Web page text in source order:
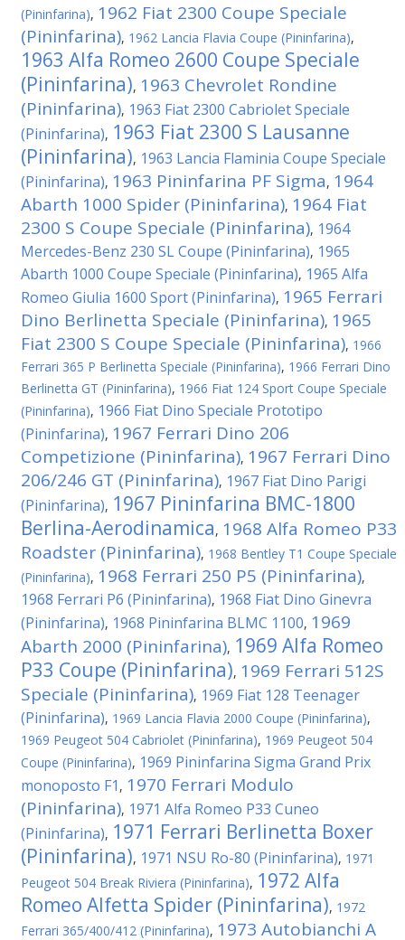
(Pininfarina), 1962 Fiat 2300 Coupe Speciale
(Pininfarina), 1962 Lancia Flavia Coupe (Pininfarina),
1963 Alfa Romeo 2600 Coupe Speciale
(Pininfarina), 1963 Chevrolet Rondine
(Pininfarina), 1963 Fiat 2300 Cabriolet Speciale
(Pininfarina), 1963 Fiat 2300 S Lausanne
(Pininfarina), 1963 Lancia Flaminia Coupe Speciale
(Pininfarina), 1963 Pininfarina PF Sigma, 1964
Abarth 1000 Spider (Pininfarina), 1964 Fiat
2300 S Coupe Speciale (Pininfarina), 1964
Mercedes-Benz 230 SL Coupe (Pininfarina), 1965
Abarth 1000 Coupe Speciale (Pininfarina), 1965 Alfa
Romeo Giulia 1600 Sport (Pininfarina), 1965 Ferrari
Dino Berlinetta Speciale (Pininfarina), 1965
Fiat 2300 S Coupe Speciale (Pininfarina), 1966
Ferrari 365 P Berlinetta Speciale (Pininfarina), 1966 Ferrari Dino
Berlinetta GT (Pininfarina), 1966 Fiat 124 Sport Coupe Speciale
(Pininfarina), 1966 Fiat Dino Speciale Prototipo
(Pininfarina), 1967 Ferrari Dino 206
Competizione (Pininfarina), 1967 Ferrari Dino
206/246 GT (Pininfarina), 1967 Fiat Dino Parigi
(Pininfarina), 1967 Pininfarina BMC-1800
Berlina-Aerodinamica, 1968 Alfa Romeo P33
Roadster (Pininfarina), 1968 Bentley T1 Coupe Speciale
(Pininfarina), 1968 Ferrari 250 P5 (Pininfarina),
1968 Ferrari P6 (Pininfarina), 1968 Fiat Dino Ginevra
(Pininfarina), 1968 Pininfarina BLMC 1100, 1969
Abarth 2000 (Pininfarina), 1969 Alfa Romeo
P33 Coupe (Pininfarina), 1969 Ferrari 512S
Speciale (Pininfarina), 1969 Fiat 128 Teenager
(Pininfarina), 1969 Lancia Flavia 2000 Coupe (Pininfarina),
1969 Peugeot 504 Cabriolet (Pininfarina), 1969 Peugeot 504
Coupe (Pininfarina), 1969 Pininfarina Sigma Grand Prix
monoposto F1 , 1970 Ferrari Modulo
(Pininfarina), 1971 Alfa Romeo P33 Cuneo
(Pininfarina), 1971 Ferrari Berlinetta Boxer
(Pininfarina), 1971 NSU Ro-80 (Pininfarina), 1971
Peugeot 504 Break Riviera (Pininfarina), 1972 Alfa
Romeo Alfetta Spider (Pininfarina), 1972
Ferrari 365/400/412 (Pininfarina), 1973 Autobianchi A